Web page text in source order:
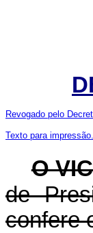
Revogado pelo
Texto para impressão.
O
de
confere